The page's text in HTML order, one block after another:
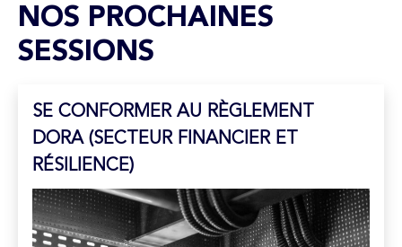
NOS PROCHAINES
SESSIONS
SE CONFORMER AU RÈGLEMENT
DORA (SECTEUR FINANCIER ET
RÉSILIENCE)